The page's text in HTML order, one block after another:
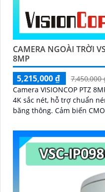
CAMERA NGOÀI TRỜI
8MP
5,215,000 ₫
7,450,000
Camera VISIONCOP PTZ
4K sắc nét, hỗ trợ chuẩn
băng thông. Cảm biến